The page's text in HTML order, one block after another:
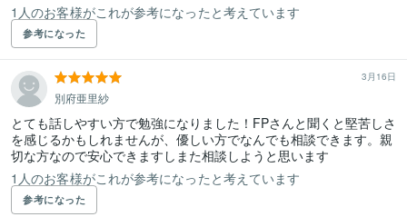
1人のお客様がこれが参考になったと考えています
参考になった
3月16日
別府亜里紗
とても話しやすい方で勉強になりました！FPさんと聞くと堅苦しさ
を感じるかもしれませんが、優しい方でなんでも相談できます。親
切な方なので安心できますしまた相談しようと思います
1人のお客様がこれが参考になったと考えています
参考になった